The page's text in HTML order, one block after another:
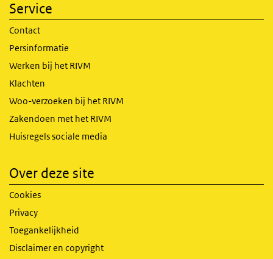
Service
Contact
Persinformatie
Werken bij het RIVM
Klachten
Woo-verzoeken bij het RIVM
Zakendoen met het RIVM
Huisregels sociale media
Over deze site
Cookies
Privacy
Toegankelijkheid
Disclaimer en copyright